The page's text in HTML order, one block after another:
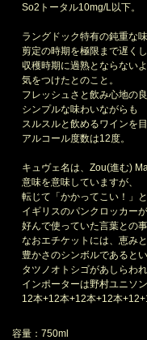
So2トータル10mg/L以下。
ラングドック特有の鈍重な味
剪定の時期を極限まで遅くし
収穫時期に過熟とならない
気をつけたとのこと。
フレッシュさと飲み心地の良
シンプルな味わいながらも
スルスルと飲めるワインを目
アルコール度数は12度。
キュヴェ名は、Zou(進む)
意味を意味していますが、
転じて「かかってこい！」と
イギリスのパンクロッカーが
好んで使っていた言葉との事
なおエチケットには、恵み
豊かさのシンボルであるとい
タツノオトシゴがあしらわれ
インポーターは野村ユニソン
12本+12本+12本+12本
容量：750ml